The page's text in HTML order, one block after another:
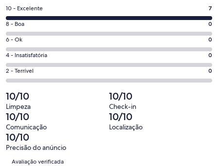
uma
nova
janela
Nota
10
-
Excelente.
7
de
7
avaliações
10 - Excelente 7
Nota
8
-
Boa.
0
de
avaliações
8 - Boa 0
Nota
6
-
Ok.
0
de
7
avaliações
6 - Ok 0
Nota
4
-
0
de
7
avaliações
4 - Insatisfatória 0
Nota
2
-
Terrível.
0
de
7
avaliações
2 - Terrível 0
10/10
Limpeza
10/10
Check-in
10/10
Comunicação
10/10
Localização
10/10
Precisão do anúncio
Avaliações
Avaliação verificada